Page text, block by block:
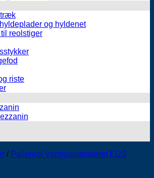
og hyldenet
til reolstiger
riste
/ Pallereol Varmgalvaniseret EUS